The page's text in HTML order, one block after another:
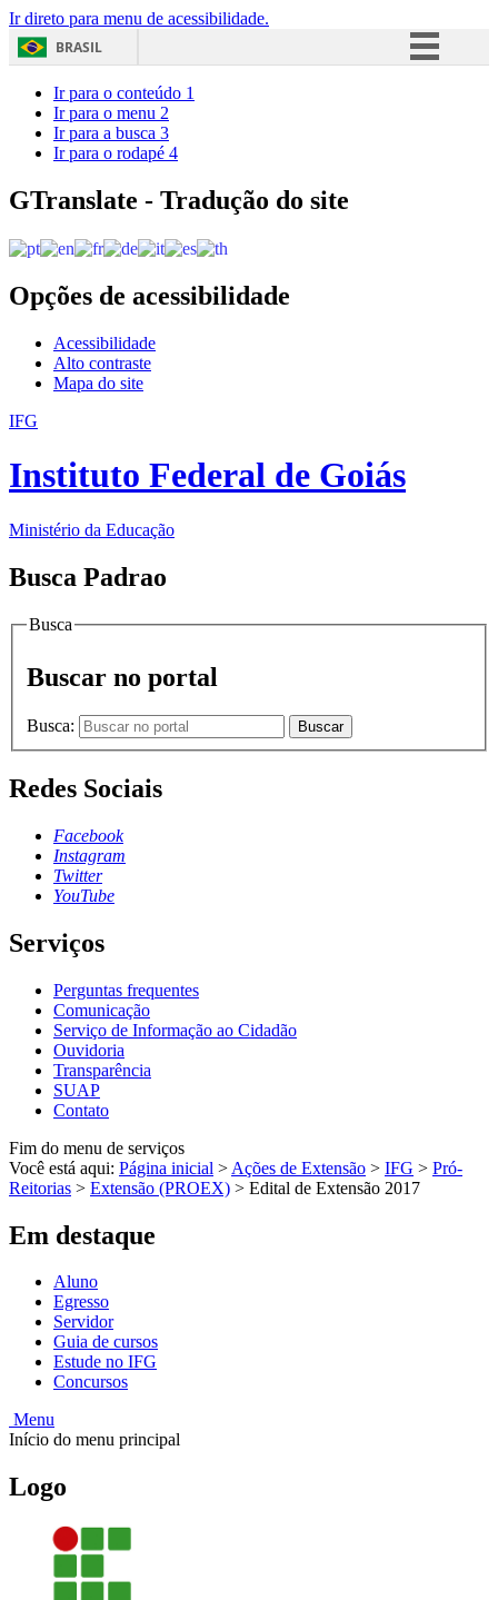
Ir direto para menu de acessibilidade.
BRASIL
Acesso à informação
Ir para o conteúdo 1
Ir para o menu 2
Ir para a busca 3
Ir para o rodapé 4
GTranslate - Tradução do site
Opções de acessibilidade
Acessibilidade
Alto contraste
Mapa do site
IFG
Instituto Federal de Goiás
Ministério da Educação
Busca Padrao
Busca
Buscar no portal
Busca: Buscar
Redes Sociais
Facebook
Instagram
Twitter
YouTube
Serviços
Perguntas frequentes
Comunicação
Serviço de Informação ao Cidadão
Ouvidoria
Transparência
SUAP
Contato
Fim do menu de serviços
Você está aqui: Página inicial > Ações de Extensão > IFG > Pró-
Reitorias > Extensão (PROEX) > Edital de Extensão 2017
Em destaque
Aluno
Egresso
Servidor
Guia de cursos
Estude no IFG
Concursos
Menu
Início do menu principal
Logo